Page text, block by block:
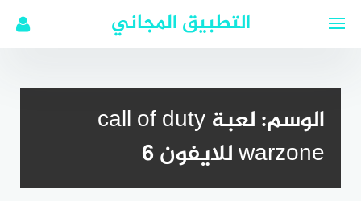
التطبيق المجاني
الوسم:
لعبة call of duty
warzone للايفون 6